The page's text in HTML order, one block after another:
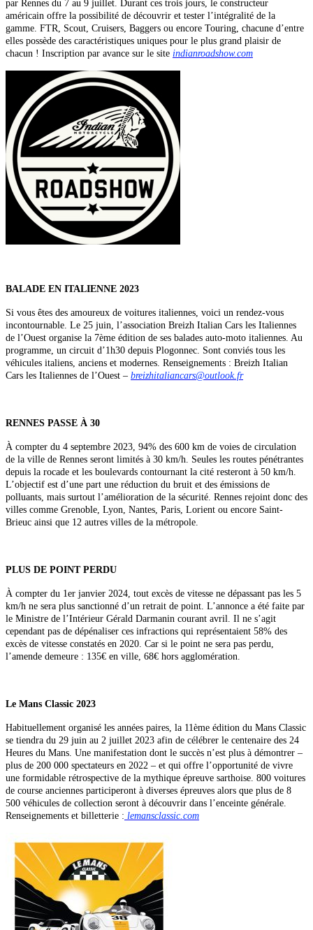
par Rennes du 7 au 9 juillet. Durant ces trois jours, le constructeur
américain offre la possibilité de découvrir et tester l’intégralité de la
gamme. FTR, Scout, Cruisers, Baggers ou encore Touring, chacune d’entre
elles possède des caractéristiques uniques pour le plus grand plaisir de
chacun ! Inscription par avance sur le site indianroadshow.com
BALADE EN ITALIENNE 2023
Si vous êtes des amoureux de voitures italiennes, voici un rendez-vous
incontournable. Le 25 juin, l’association Breizh Italian Cars les Italiennes
de l’Ouest organise la 7ème édition de ses balades auto-moto italiennes. Au
programme, un circuit d’1h30 depuis Plogonnec. Sont conviés tous les
véhicules italiens, anciens et modernes. Renseignements : Breizh Italian
Cars les Italiennes de l’Ouest – breizhitaliancars@outlook.fr
RENNES PASSE À 30
À compter du 4 septembre 2023, 94% des 600 km de voies de circulation
de la ville de Rennes seront limités à 30 km/h. Seules les routes pénétrantes
depuis la rocade et les boulevards contournant la cité resteront à 50 km/h.
L’objectif est d’une part une réduction du bruit et des émissions de
polluants, mais surtout l’amélioration de la sécurité. Rennes rejoint donc des
villes comme Grenoble, Lyon, Nantes, Paris, Lorient ou encore Saint-
Brieuc ainsi que 12 autres villes de la métropole.
PLUS DE POINT PERDU
À compter du 1er janvier 2024, tout excès de vitesse ne dépassant pas les 5
km/h ne sera plus sanctionné d’un retrait de point. L’annonce a été faite par
le Ministre de l’Intérieur Gérald Darmanin courant avril. Il ne s’agit
cependant pas de dépénaliser ces infractions qui représentaient 58% des
excès de vitesse constatés en 2020. Car si le point ne sera pas perdu,
l’amende demeure : 135€ en ville, 68€ hors agglomération.
Le Mans Classic 2023
Habituellement organisé les années paires, la 11ème édition du Mans Classic
se tiendra du 29 juin au 2 juillet 2023 afin de célébrer le centenaire des 24
Heures du Mans. Une manifestation dont le succès n’est plus à démontrer –
plus de 200 000 spectateurs en 2022 – et qui offre l’opportunité de vivre
une formidable rétrospective de la mythique épreuve sarthoise. 800 voitures
de course anciennes participeront à diverses épreuves alors que plus de 8
500 véhicules de collection seront à découvrir dans l’enceinte générale.
Renseignements et billetterie : lemansclassic.com